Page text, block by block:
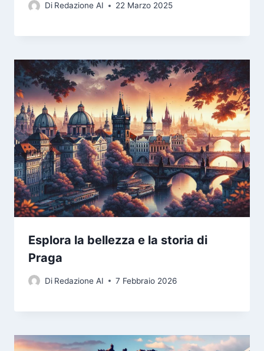
Di Redazione AI 22 Marzo 2025
Esplora la bellezza e la storia di
Praga
Di Redazione AI 7 Febbraio 2026